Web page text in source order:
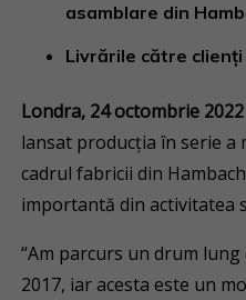
asamblare din
Livrările către
Londra, 24octombrie
lansat producția în serie a
cadrul fabricii din
importantă din activitatea
“Am parcurs un drum
2017, iar acesta este un